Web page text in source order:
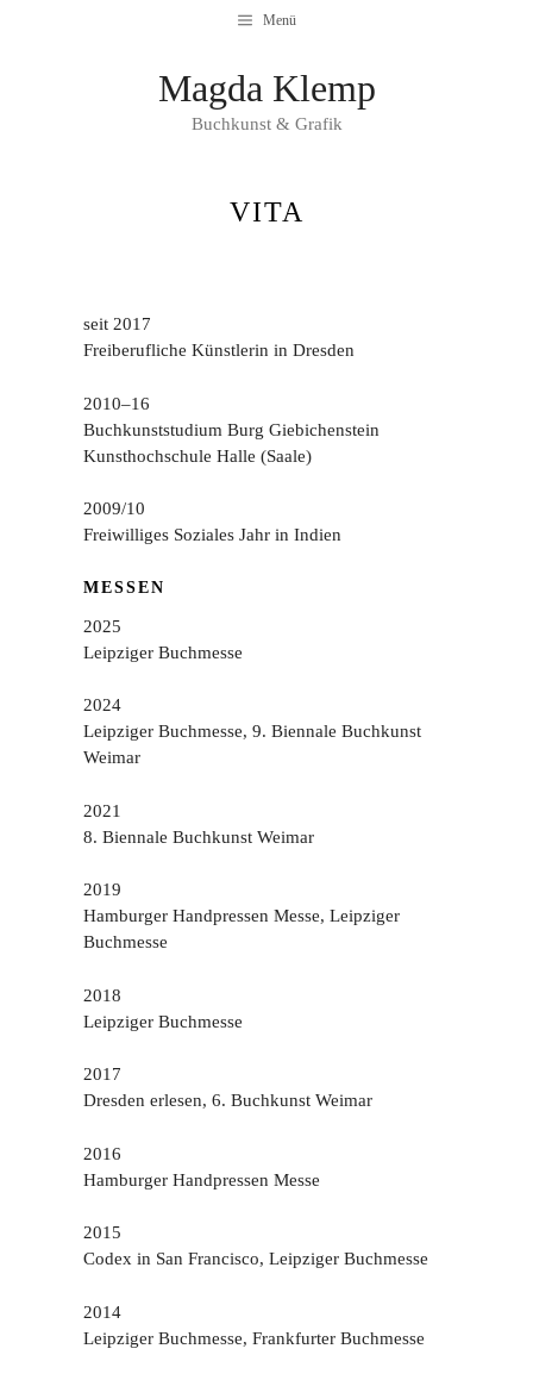
Menü
Magda Klemp
Buchkunst & Grafik
VITA
seit 2017
Freiberufliche Künstlerin in Dresden
2010–16
Buchkunststudium Burg Giebichenstein
Kunsthochschule Halle (Saale)
2009/10
Freiwilliges Soziales Jahr in Indien
MESSEN
2025
Leipziger Buchmesse
2024
Leipziger Buchmesse, 9. Biennale Buchkunst
Weimar
2021
8. Biennale Buchkunst Weimar
2019
Hamburger Handpressen Messe, Leipziger
Buchmesse
2018
Leipziger Buchmesse
2017
Dresden erlesen, 6. Buchkunst Weimar
2016
Hamburger Handpressen Messe
2015
Codex in San Francisco, Leipziger Buchmesse
2014
Leipziger Buchmesse, Frankfurter Buchmesse